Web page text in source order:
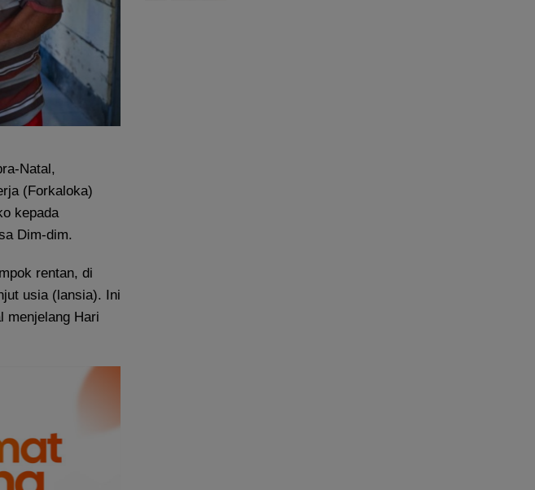
Natal,
(Forkaloka)
kepada
Dim-dim.
rentan, di
usia (lansia). Ini
menjelang Hari